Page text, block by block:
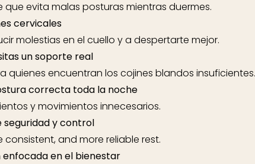
que evita malas posturas mientras duermes.
cervicales
molestias en el cuello y a despertarte mejor.
un soporte real
quienes encuentran los cojines blandos insuficientes.
correcta toda la noche
y movimientos innecesarios.
seguridad y control
consistent, and more reliable rest.
enfocada en el bienestar